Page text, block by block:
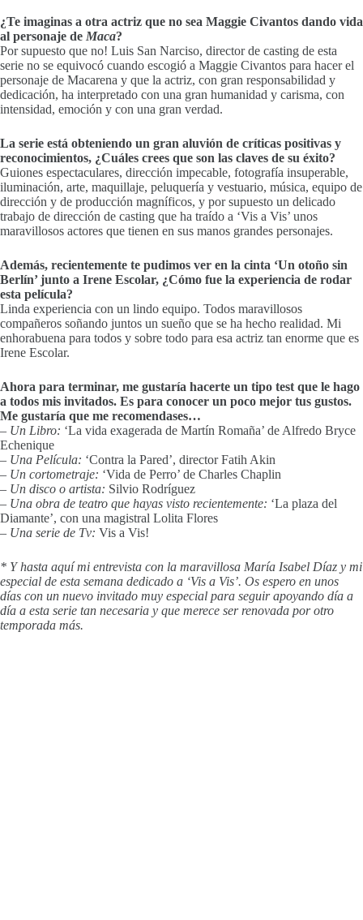
¿Te imaginas a otra actriz que no sea Maggie Civantos dando vida
al personaje de Maca?
Por supuesto que no! Luis San Narciso, director de casting de esta
serie no se equivocó cuando escogió a Maggie Civantos para hacer el
personaje de Macarena y que la actriz, con gran responsabilidad y
dedicación, ha interpretado con una gran humanidad y carisma, con
intensidad, emoción y con una gran verdad.
La serie está obteniendo un gran aluvión de críticas positivas y
reconocimientos, ¿Cuáles crees que son las claves de su éxito?
Guiones espectaculares, dirección impecable, fotografía insuperable,
iluminación, arte, maquillaje, peluquería y vestuario, música, equipo de
dirección y de producción magníficos, y por supuesto un delicado
trabajo de dirección de casting que ha traído a ‘Vis a Vis’ unos
maravillosos actores que tienen en sus manos grandes personajes.
Además, recientemente te pudimos ver en la cinta ‘Un otoño sin
Berlín’ junto a Irene Escolar, ¿Cómo fue la experiencia de rodar
esta película?
Linda experiencia con un lindo equipo. Todos maravillosos
compañeros soñando juntos un sueño que se ha hecho realidad. Mi
enhorabuena para todos y sobre todo para esa actriz tan enorme que es
Irene Escolar.
Ahora para terminar, me gustaría hacerte un tipo test que le hago
a todos mis invitados. Es para conocer un poco mejor tus gustos.
Me gustaría que me recomendases…
– Un Libro: ‘La vida exagerada de Martín Romaña’ de Alfredo Bryce
Echenique
– Una Película: ‘Contra la Pared’, director Fatih Akin
– Un cortometraje: ‘Vida de Perro’ de Charles Chaplin
– Un disco o artista: Silvio Rodríguez
– Una obra de teatro que hayas visto recientemente: ‘La plaza del
Diamante’, con una magistral Lolita Flores
– Una serie de Tv: Vis a Vis!
* Y hasta aquí mi entrevista con la maravillosa María Isabel Díaz y mi
especial de esta semana dedicado a ‘Vis a Vis’. Os espero en unos
días con un nuevo invitado muy especial para seguir apoyando día a
día a esta serie tan necesaria y que merece ser renovada por otro
temporada más.